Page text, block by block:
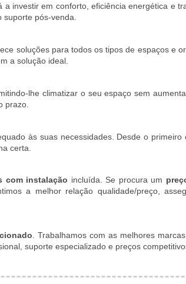
investir em conforto, eficiência energética e
suporte pós-venda.
soluções para todos os tipos de espaços e
a solução ideal.
lhe climatizar o seu espaço sem
prazo.
às suas necessidades. Desde o
certa.
com instalação incluída. Se procura um
a melhor relação qualidade/preço,
. Trabalhamos com as melhores
suporte especializado e preços